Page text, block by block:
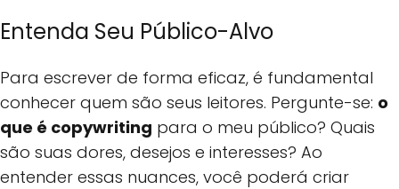
Entenda Seu Público-Alvo
Para escrever de forma eficaz, é fundamental
conhecer quem são seus leitores. Pergunte-se: o
que é copywriting para o meu público? Quais
são suas dores, desejos e interesses? Ao
entender essas nuances, você poderá criar